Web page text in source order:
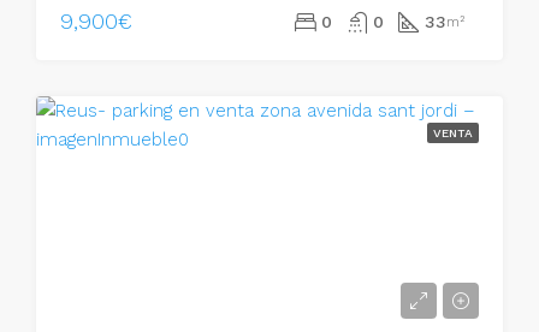
9,900€ 0 0 33m²
VENTA